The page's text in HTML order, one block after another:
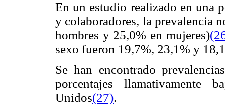
En un estudio realizado en una
y colaboradores, la prevalencia
hombres y 25,0% en mujeres)
sexo fueron 19,7%, 23,1% y
Se han encontrado
porcentajes
Unidos(27).